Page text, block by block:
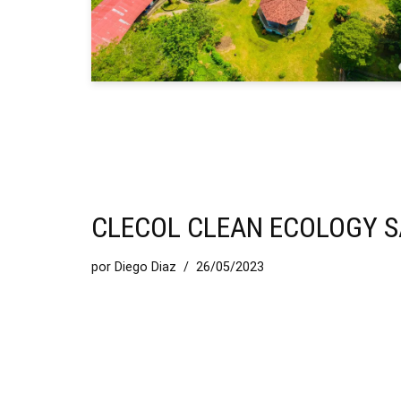
CLECOL CLEAN ECOLOGY
por Diego Diaz 26/05/2023